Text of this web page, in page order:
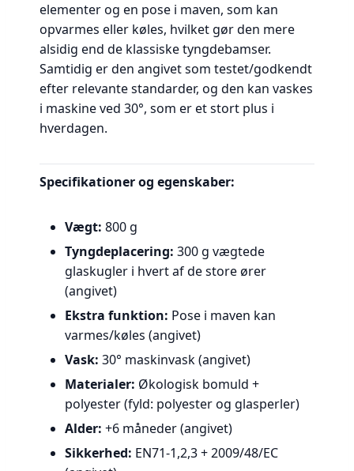
elementer og en pose i maven, som kan
opvarmes eller køles, hvilket gør den mere
alsidig end de klassiske tyngdebamser.
Samtidig er den angivet som testet/godkendt
efter relevante standarder, og den kan vaskes
i maskine ved 30°, som er et stort plus i
hverdagen.
Specifikationer og egenskaber:
Vægt: 800 g
Tyngdeplacering: 300 g vægtede
glaskugler i hvert af de store ører
(angivet)
Ekstra funktion: Pose i maven kan
varmes/køles (angivet)
Vask: 30° maskinvask (angivet)
Materialer: Økologisk bomuld +
polyester (fyld: polyester og glasperler)
Alder: +6 måneder (angivet)
Sikkerhed: EN71-1,2,3 + 2009/48/EC